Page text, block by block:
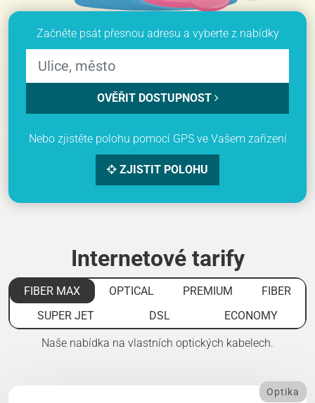
Začněte psát přesnou adresu a vyberte z nabídky
OVĚŘIT DOSTUPNOST
Nebo zjistěte polohu pomocí GPS ve Vašem zařízení
ZJISTIT POLOHU
Internetové tarify
FIBER MAX OPTICAL PREMIUM
FIBER
SUPER JET
DSL ECONOMY
Naše nabídka na vlastních optických kabelech.
Optika